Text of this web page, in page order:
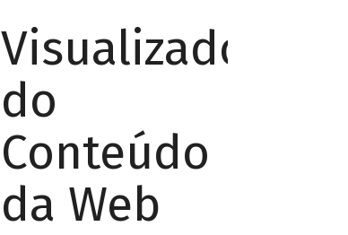
Visualizador
do
Conteúdo
da Web